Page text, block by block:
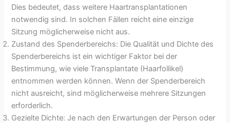
Dies bedeutet, dass weitere Haartransplantationen
notwendig sind. In solchen Fällen reicht eine einzige
Sitzung möglicherweise nicht aus.
Zustand des Spenderbereichs: Die Qualität und Dichte des
Spenderbereichs ist ein wichtiger Faktor bei der
Bestimmung, wie viele Transplantate (Haarfollikel)
entnommen werden können. Wenn der Spenderbereich
nicht ausreicht, sind möglicherweise mehrere Sitzungen
erforderlich.
Gezielte Dichte: Je nach den Erwartungen der Person oder